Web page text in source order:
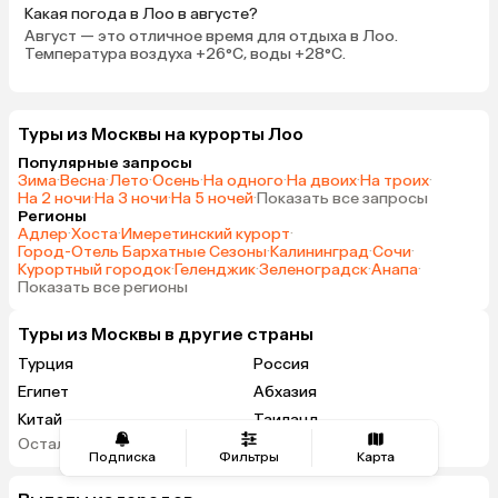
Подписка Фильтры Карта
плавать, несмотря на погоду
снаружи. Единственно, не хватает
обливочной кадушки, чтобы
нырять прямо в бассейн, а там
потом листья от веника плавают)
Баня шикарна, хаммам тоже
хвалят — там аж с
ароматизаторами. Всем этим
заведует крепкий хозяйственник
Василий, на чьих умелых и
заботливых руках держится всё
территория, цветы, пальмы,
сантехника, отопление и прочее.
Очень хороший и отзывчивый
человек. Хотя, там все такие. Из
минусов — затрудняюсь минусы
отыскать. Не, не знаю. Ну, пляж
Какая погода в Лоо в августе?
Август — это отличное время для отдыха в Лоо.
Температура воздуха +26°C, воды +28°C.
Туры из Москвы на курорты Лоо
Популярные запросы
Зима·Весна·Лето·Осень·На одного·На двоих·На троих·
На 2 ночи·На 3 ночи·На 5 ночей·Показать все запросы
Регионы
Адлер·Хоста·Имеретинский курорт·
Город-Отель Бархатные Сезоны·Калининград·Сочи·
Курортный городок·Геленджик·Зеленоградск·Анапа·
Показать все регионы
Туры из Москвы в другие страны
Турция
Россия
Египет
Абхазия
Китай
Таиланд
Вьетнам
ОАЭ
Мальдивы
Остальные страны